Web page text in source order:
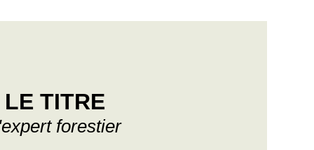
LE TITRE
forestier